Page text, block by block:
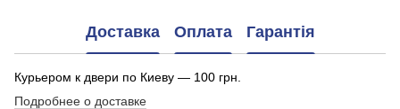
Доставка Оплата Гарантія
Курьером к двери по Киеву — 100 грн.
Подробнее о доставке